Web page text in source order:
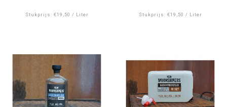
Stukprijs: €19,50 / Liter Stukprijs: €19,50 / Liter